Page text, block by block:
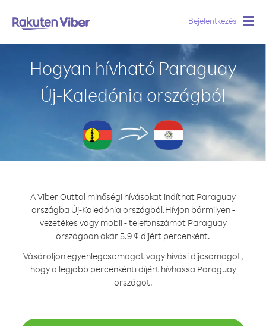
Bejelentkezés
Hogyan hívható Paraguay
Új-Kaledónia országból
A Viber Outtal minőségi hívásokat indíthat Paraguay
országba Új-Kaledónia országból.Hívjon bármilyen -
vezetékes vagy mobil - telefonszámot Paraguay
országban akár 5.9 ¢ díjért percenként.
Vásároljon egyenlegcsomagot vagy hívási díjcsomagot,
hogy a legjobb percenkénti díjért hívhassa Paraguay
országot.